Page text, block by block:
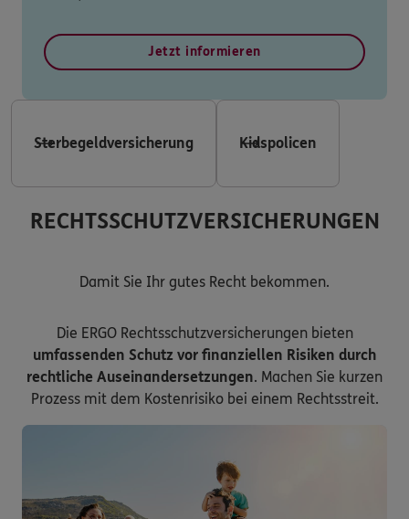
Jetzt informieren
Sterbegeldversicherung Kidspolicen
RECHTSSCHUTZVERSICHERUNGEN
Damit Sie Ihr gutes Recht bekommen.
Die ERGO Rechtsschutzversicherungen bieten
umfassenden Schutz vor finanziellen Risiken durch
rechtliche Auseinandersetzungen. Machen Sie kurzen
Prozess mit dem Kostenrisiko bei einem Rechtsstreit.